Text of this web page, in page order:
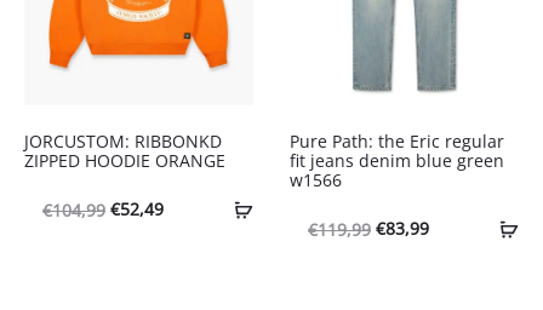
JORCUSTOM: RIBBONKD
ZIPPED HOODIE ORANGE
€104,99 Oorspronkelijke
€52,49Huidige
Pure Path: the Eric regular
fit jeans denim blue green
w1566
€119,99 Oorspronkelijke
€83,99Huidige